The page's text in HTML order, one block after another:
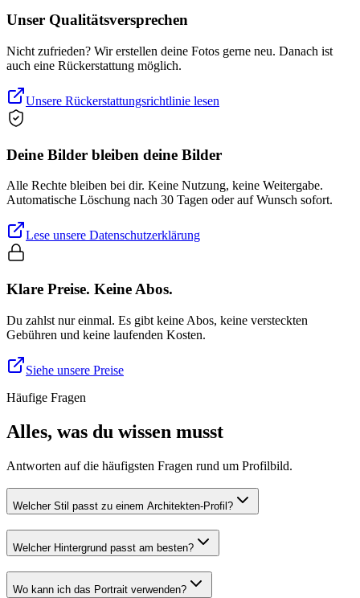
Unser Qualitätsversprechen
Nicht zufrieden? Wir erstellen deine Fotos gerne neu. Danach ist
auch eine Rückerstattung möglich.
Unsere Rückerstattungsrichtlinie lesen
Deine Bilder bleiben deine Bilder
Alle Rechte bleiben bei dir. Keine Nutzung, keine Weitergabe.
Automatische Löschung nach 30 Tagen oder auf Wunsch sofort.
Lese unsere Datenschutzerklärung
Klare Preise. Keine Abos.
Du zahlst nur einmal. Es gibt keine Abos, keine versteckten
Gebühren und keine laufenden Kosten.
Siehe unsere Preise
Häufige Fragen
Alles, was du wissen musst
Antworten auf die häufigsten Fragen rund um Profilbild.
Welcher Stil passt zu einem Architekten-Profil?
Welcher Hintergrund passt am besten?
Wo kann ich das Portrait verwenden?